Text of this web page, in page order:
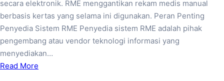
secara elektronik. RME menggantikan rekam medis manual
berbasis kertas yang selama ini digunakan. Peran Penting
Penyedia Sistem RME Penyedia sistem RME adalah pihak
pengembang atau vendor teknologi informasi yang
menyediakan…
Read More